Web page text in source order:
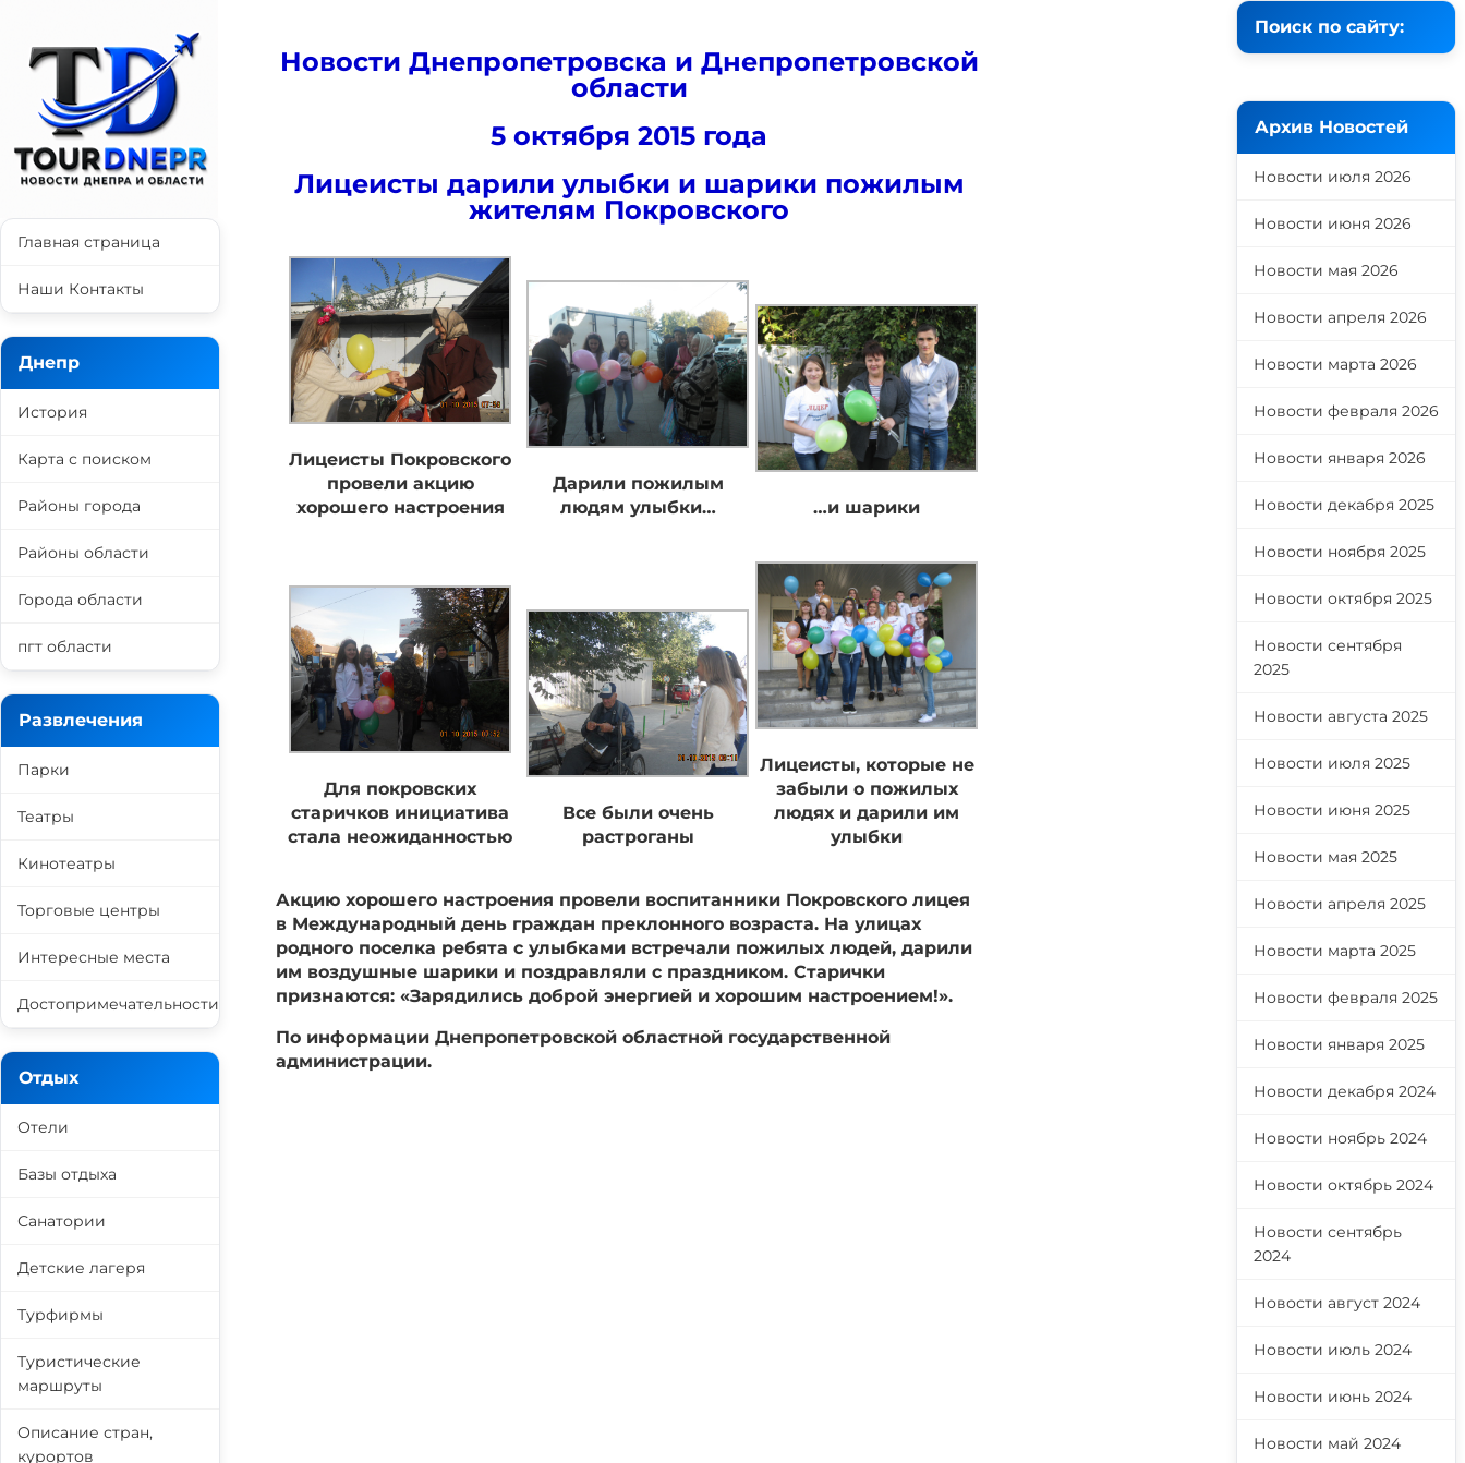
Новости Днепропетровска и Днепропетровской
области
5 октября 2015 года
Лицеисты дарили улыбки и шарики пожилым
жителям Покровского
Лицеисты Покровского
провели акцию
хорошего настроения
Дарили пожилым
людям улыбки…
…и шарики
Для покровских
старичков инициатива
стала неожиданностью
Все были очень
растроганы
Лицеисты, которые не
забыли о пожилых
людях и дарили им
улыбки
Акцию хорошего настроения провели воспитанники Покровского лицея
в Международный день граждан преклонного возраста. На улицах
родного поселка ребята с улыбками встречали пожилых людей, дарили
им воздушные шарики и поздравляли с праздником. Старички
признаются: «Зарядились доброй энергией и хорошим настроением!».
По информации Днепропетровской областной государственной
администрации.
Главная страница
Наши Контакты
Днепр
История
Карта с поиском
Районы города
Районы области
Города области
пгт области
Развлечения
Парки
Театры
Кинотеатры
Торговые центры
Интересные места
Достопримечательности
Отдых
Отели
Базы отдыха
Санатории
Детские лагеря
Турфирмы
Туристические
маршруты
Описание стран,
курортов
Поиск по сайту:
Архив Новостей
Новости июля 2026
Новости июня 2026
Новости мая 2026
Новости апреля 2026
Новости марта 2026
Новости февраля 2026
Новости января 2026
Новости декабря 2025
Новости ноября 2025
Новости октября 2025
Новости сентября
2025
Новости августа 2025
Новости июля 2025
Новости июня 2025
Новости мая 2025
Новости апреля 2025
Новости марта 2025
Новости февраля 2025
Новости января 2025
Новости декабря 2024
Новости ноябрь 2024
Новости октябрь 2024
Новости сентябрь
2024
Новости август 2024
Новости июль 2024
Новости июнь 2024
Новости май 2024